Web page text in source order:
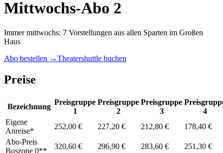
Mittwochs-Abo 2
Immer mittwochs: 7 Vorstellungen aus allen Sparten im Großen
Haus
Abo bestellen →Theatershuttle buchen
Preise
Bezeichnung
Preisgruppe
1
Preisgruppe
2
Preisgruppe
3
4
Eigene
Anreise*
252,00 € 227,20 € 212,80 €
178,40 €
Abo-Preis
Buszone 0**
320,60 € 296,90 € 283,60 €
251,30 €